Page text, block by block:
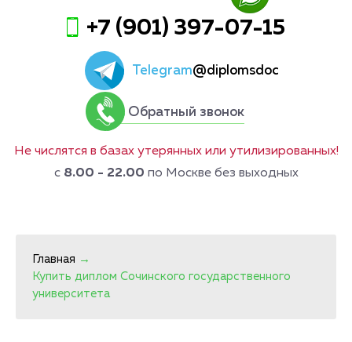
+7 (901) 397-07-15
Telegram@diplomsdoc
Обратный звонок
Не числятся в базах утерянных или утилизированных!
с 8.00 - 22.00 по Москве без выходных
Главная →
Купить диплом Сочинского государственного
университета